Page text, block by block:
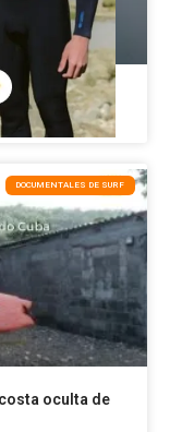
8 reglas de
DOCUMENTALES DE SURF
oculta de